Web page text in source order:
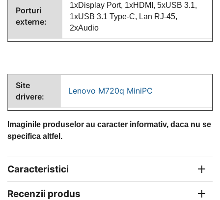
Porturi
externe:
1xDisplay Port, 1xHDMI, 5xUSB 3.1,
1xUSB 3.1 Type-C, Lan RJ-45,
2xAudio
Site
drivere:
Lenovo M720q MiniPC
Imaginile produselor au caracter informativ, daca nu se
specifica altfel.
Caracteristici
Recenzii produs